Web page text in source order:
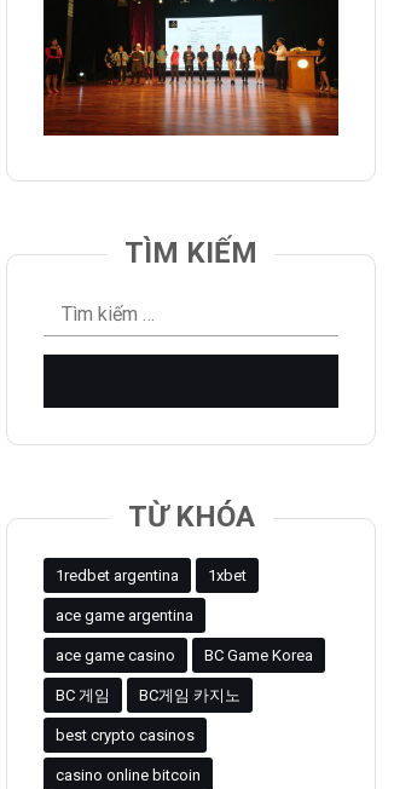
TÌM KIẾM
Tìm
kiếm
TỪ KHÓA
1redbet argentina 1xbet
ace game argentina
ace game casino BC Game Korea
BC 게임 BC게임 카지노
best crypto casinos
casino online bitcoin